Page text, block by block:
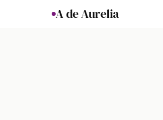
A de Aurelia